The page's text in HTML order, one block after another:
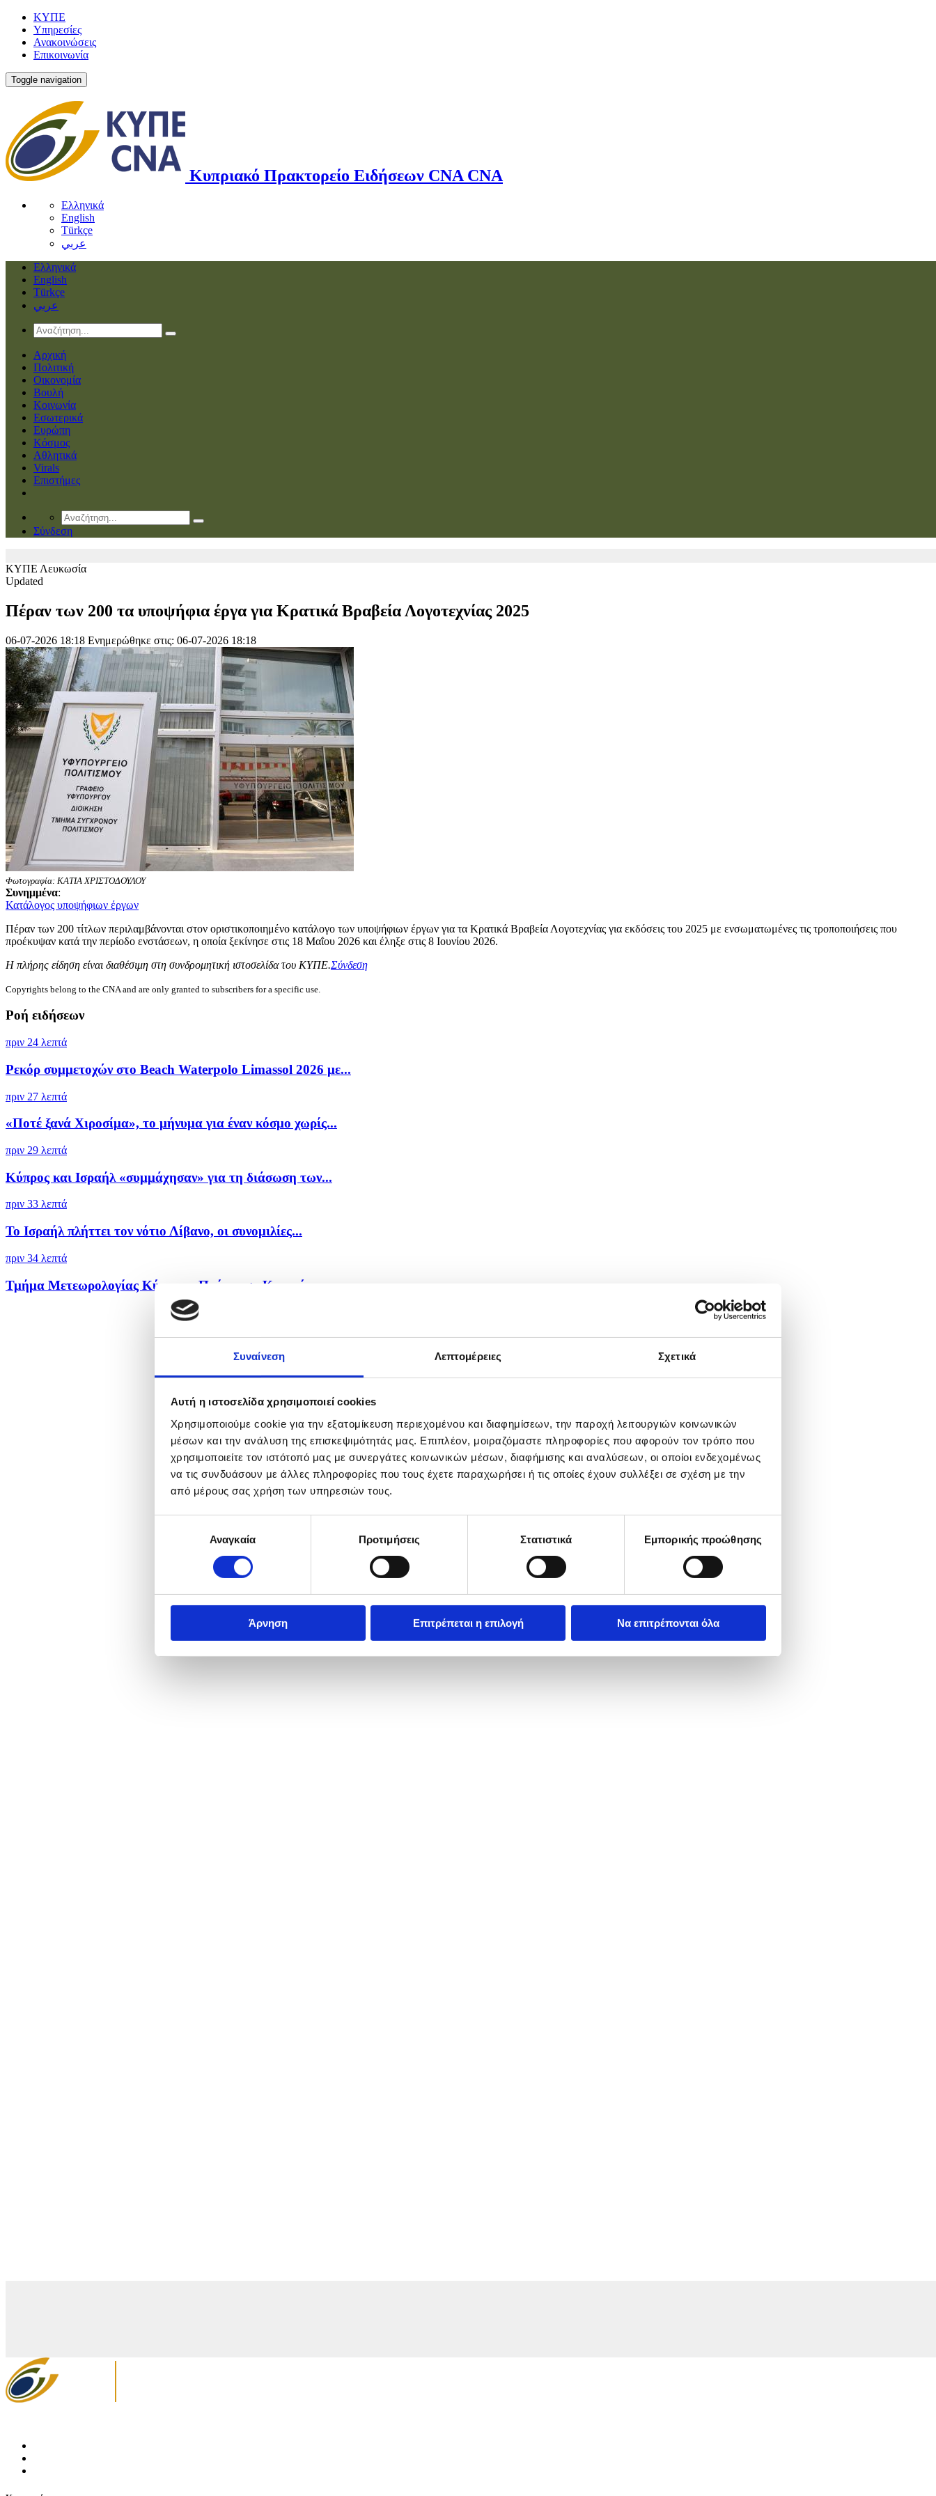
Συναίνεση Λεπτομέρειες Σχετικά
Αυτή η ιστοσελίδα χρησιμοποιεί cookies
Χρησιμοποιούμε cookie για την εξατομίκευση περιεχομένου και διαφημίσεων, την παροχή λειτουργιών κοινωνικών
μέσων και την ανάλυση της επισκεψιμότητάς μας. Επιπλέον, μοιραζόμαστε πληροφορίες που αφορούν τον τρόπο που
χρησιμοποιείτε τον ιστότοπό μας με συνεργάτες κοινωνικών μέσων, διαφήμισης και αναλύσεων, οι οποίοι ενδεχομένως
να τις συνδυάσουν με άλλες πληροφορίες που τους έχετε παραχωρήσει ή τις οποίες έχουν συλλέξει σε σχέση με την
από μέρους σας χρήση των υπηρεσιών τους.
συγκατάθεσηςΑναγκαία Προτιμήσεις Στατιστικά Εμπορικής προώθησης
Άρνηση Επιτρέπεται η επιλογή Να επιτρέπονται όλα
ΚΥΠΕ
Υπηρεσίες
Ανακοινώσεις
Επικοινωνία
Toggle navigation
Κυπριακό Πρακτορείο Ειδήσεων CNA CNA
Ελληνικά
English
Türkçe
عربي
Ελληνικά
English
Türkçe
عربي
Αρχική
Πολιτική
Οικονομία
Βουλή
Κοινωνία
Εσωτερικά
Ευρώπη
Κόσμος
Αθλητικά
Virals
Επιστήμες
Σύνδεση
ΚΥΠΕ Λευκωσία
Updated
Πέραν των 200 τα υποψήφια έργα για Κρατικά Βραβεία Λογοτεχνίας 2025
06-07-2026 18:18 Ενημερώθηκε στις: 06-07-2026 18:18
Φωτογραφία: ΚΑΤΙΑ ΧΡΙΣΤΟΔΟΥΛΟΥ
Συνημμένα:
Κατάλογος υποψήφιων έργων
Πέραν των 200 τίτλων περιλαμβάνονται στον οριστικοποιημένο κατάλογο των υποψήφιων έργων για τα Κρατικά Βραβεία Λογοτεχνίας για εκδόσεις του 2025 με ενσωματωμένες τις τροποποιήσεις που
προέκυψαν κατά την περίοδο ενστάσεων, η οποία ξεκίνησε στις 18 Μαΐου 2026 και έληξε στις 8 Ιουνίου 2026.
Η πλήρης είδηση είναι διαθέσιμη στη συνδρομητική ιστοσελίδα του ΚΥΠΕ.Σύνδεση
Copyrights belong to the CNA and are only granted to subscribers for a specific use.
Ροή ειδήσεων
πριν 24 λεπτά
Ρεκόρ συμμετοχών στο Beach Waterpolo Limassol 2026 με...
πριν 27 λεπτά
«Ποτέ ξανά Χιροσίμα», το μήνυμα για έναν κόσμο χωρίς...
πριν 29 λεπτά
Κύπρος και Ισραήλ «συμμάχησαν» για τη διάσωση των...
πριν 33 λεπτά
Το Ισραήλ πλήττει τον νότιο Λίβανο, οι συνομιλίες...
πριν 34 λεπτά
Τμήμα Μετεωρολογίας Κύπρου - Πρόγνωση Καιρού για την...